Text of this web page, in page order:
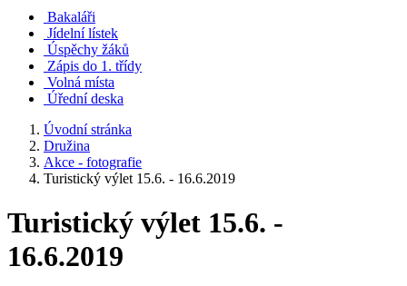
Bakaláři
Jídelní lístek
Úspěchy žáků
Zápis do 1. třídy
Volná místa
Úřední deska
Úvodní stránka
Družina
Akce - fotografie
Turistický výlet 15.6. - 16.6.2019
Turistický výlet 15.6. -
16.6.2019